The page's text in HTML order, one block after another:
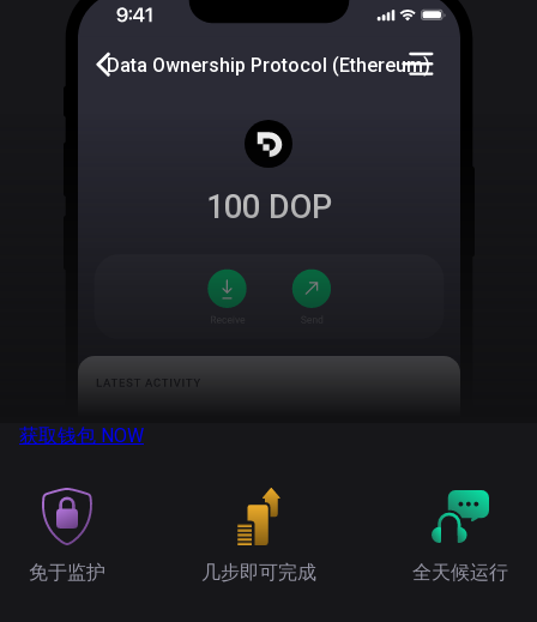
Data Ownership Protocol (Ethereum)
100 DOP
获取钱包 NOW
免于监护 几步即可完成 全天候运行